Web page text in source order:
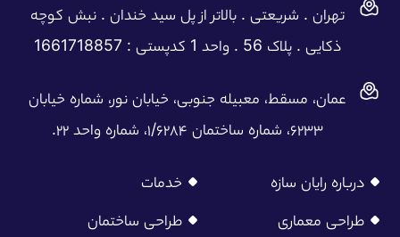
تهران . شریعتی . بالاتر از پل سید خندان . نبش کوچه
ذکایی . پلاک 56 . واحد 1 کدپستی : 1661718857
عمان، مسقط، معبیله جنوبی، خیابان نور، شماره خیابان
۶۲۳۳، شماره ساختمان ۱/۶۲۸۴، شماره واحد ۲۲.
درباره رایان سازه خدمات
طراحی معماری طراحی ساختمان